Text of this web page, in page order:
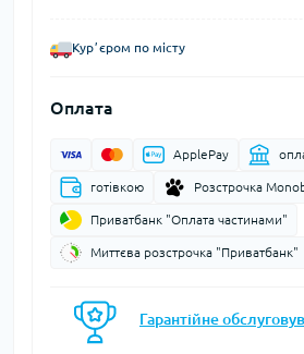
Курʼєром по місту
Оплата
ApplePay
готівкою Розстрочка
Приватбанк "Оплата частинами"
Миттєва розстрочка "Приватбанк"
Гарантійне